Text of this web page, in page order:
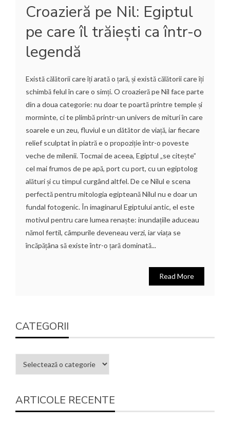
Croazieră pe Nil: Egiptul
pe care îl trăiești ca într-o
legendă
Există călătorii care îți arată o țară, și există călătorii care îți
schimbă felul în care o simți. O croazieră pe Nil face parte
din a doua categorie: nu doar te poartă printre temple și
morminte, ci te plimbă printr-un univers de mituri în care
soarele e un zeu, fluviul e un dătător de viață, iar fiecare
relief sculptat în piatră e o propoziție într-o poveste
veche de milenii. Tocmai de aceea, Egiptul „se citește”
cel mai frumos de pe apă, port cu port, cu un egiptolog
alături și cu timpul curgând altfel. De ce Nilul e scena
perfectă pentru mitologia egipteană Nilul nu e doar un
fundal fotogenic. În imaginarul Egiptului antic, el este
motivul pentru care lumea renaște: inundațiile aduceau
nămol fertil, câmpurile deveneau verzi, iar viața se
încăpățâna să existe într-o țară dominată...
Read More
CATEGORII
ARTICOLE RECENTE